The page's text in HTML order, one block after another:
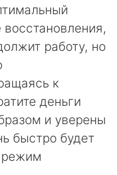
работу, но
к
деньги
и уверены
быстро будет
режим